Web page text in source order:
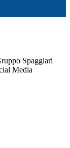
Spaggiari
Media